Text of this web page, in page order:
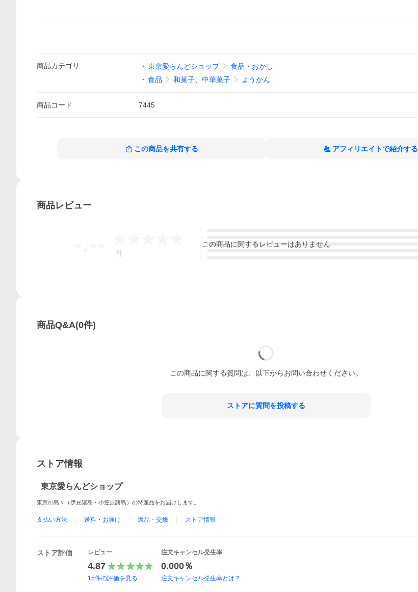
商品カテゴリ 東京愛らんどショップ
食品・おかし
食品
和菓子、中華菓子 ようかん
商品コード 7445
この商品を共有する アフィリエイトで紹介する
商品レビュー
-件
この商品に関するレビューはありません
商品Q&A(0件)
この商品に関する質問は、以下からお問い合わせください。
ストアに質問を投稿する
ストア情報
東京愛らんどショップ
東京の島々（伊豆諸島・小笠原諸島）の特産品をお届けします。
支払い方法 送料・お届け 返品・交換 ストア情報
ストア評価 レビュー
4.87
15件の評価を見る
注文キャンセル発生率
0.000％
注文キャンセル発生率とは？